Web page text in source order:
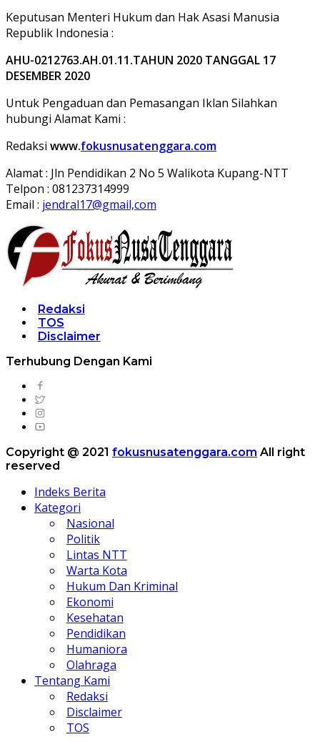
Keputusan Menteri Hukum dan Hak Asasi Manusia
Republik Indonesia :
AHU-0212763.AH.01.11.TAHUN 2020 TANGGAL 17
DESEMBER 2020
Untuk Pengaduan dan Pemasangan Iklan Silahkan
hubungi Alamat Kami :
Redaksi www.fokusnusatenggara.com
Alamat : Jln Pendidikan 2 No 5 Walikota Kupang-NTT
Telpon : 081237314999
Email : jendral17@gmail,com
Redaksi
TOS
Disclaimer
Terhubung Dengan Kami
Copyright @ 2021 fokusnusatenggara.com All right
reserved
Indeks Berita
Kategori
Nasional
Politik
Lintas NTT
Warta Kota
Hukum Dan Kriminal
Ekonomi
Kesehatan
Pendidikan
Humaniora
Olahraga
Tentang Kami
Redaksi
Disclaimer
TOS